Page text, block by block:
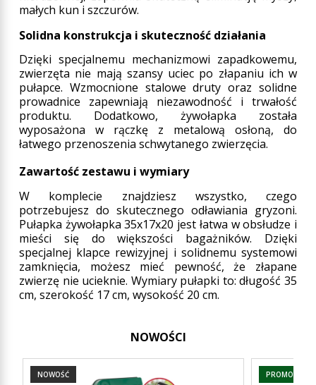
małych kun i szczurów.
Solidna konstrukcja i skuteczność działania
Dzięki specjalnemu mechanizmowi zapadkowemu,
zwierzęta nie mają szansy uciec po złapaniu ich w
pułapce. Wzmocnione stalowe druty oraz solidne
prowadnice zapewniają niezawodność i trwałość
produktu. Dodatkowo, żywołapka została
wyposażona w rączkę z metalową osłoną, do
łatwego przenoszenia schwytanego zwierzęcia.
Zawartość zestawu i wymiary
W komplecie znajdziesz wszystko, czego
potrzebujesz do skutecznego odławiania gryzoni.
Pułapka żywołapka 35x17x20 jest łatwa w obsłudze i
mieści się do większości bagażników. Dzięki
specjalnej klapce rewizyjnej i solidnemu systemowi
zamknięcia, możesz mieć pewność, że złapane
zwierzę nie ucieknie. Wymiary pułapki to: długość 35
cm, szerokość 17 cm, wysokość 20 cm.
NOWOŚCI
NOWOŚĆ PROMOCJA